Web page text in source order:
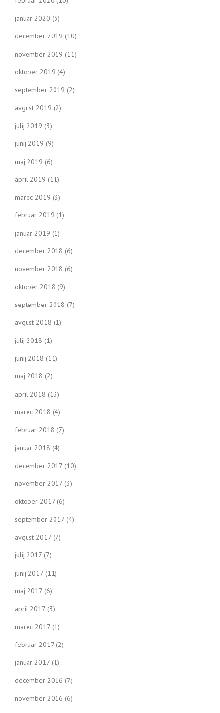
januar 2020 (3)
december 2019 (10)
november 2019 (11)
oktober 2019 (4)
september 2019 (2)
avgust 2019 (2)
julij 2019 (3)
junij 2019 (9)
maj 2019 (6)
april 2019 (11)
marec 2019 (3)
februar 2019 (1)
januar 2019 (1)
december 2018 (6)
november 2018 (6)
oktober 2018 (9)
september 2018 (7)
avgust 2018 (1)
julij 2018 (1)
junij 2018 (11)
maj 2018 (2)
april 2018 (13)
marec 2018 (4)
februar 2018 (7)
januar 2018 (4)
december 2017 (10)
november 2017 (3)
oktober 2017 (6)
september 2017 (4)
avgust 2017 (7)
julij 2017 (7)
junij 2017 (11)
maj 2017 (6)
april 2017 (3)
marec 2017 (1)
februar 2017 (2)
januar 2017 (1)
december 2016 (7)
november 2016 (6)